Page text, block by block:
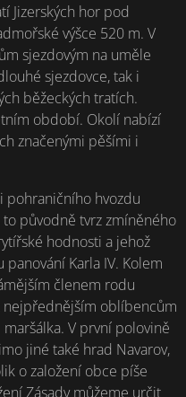
Jizerských hor pod
výšce 520 m. V
sjezdovým na uměle
sjezdovce, tak i
běžeckých tratích.
období. Okolí nabízí
značenými pěšími i
pohraničního hvozdu
původně tvrz zmíněného
hodnosti a jehož
Karla IV. Kolem
členem rodu
nejpřednějším oblíbencům
maršálka. V první polovině
jiné také hrad Navarov,
o založení obce píše
Zásady můžeme určit